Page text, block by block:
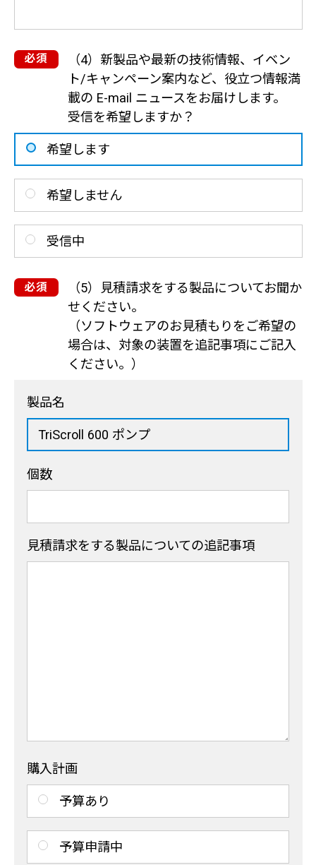
（4）新製品や最新の技術情報、イベン
ト/キャンペーン案内など、役立つ情報満
載の E-mail ニュースをお届けします。
受信を希望しますか？
希望します
希望しません
受信中
（5）見積請求をする製品についてお聞か
せください。
（ソフトウェアのお見積もりをご希望の
場合は、対象の装置を追記事項にご記入
ください。）
製品名
個数
見積請求をする製品についての追記事項
購入計画
予算あり
予算申請中